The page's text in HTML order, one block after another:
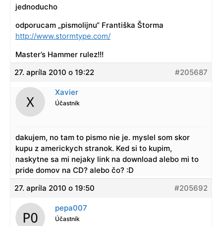
jednoducho
odporucam „pismolijnu“ Františka Štorma
http://www.stormtype.com/
Master’s Hammer rulez!!!
27. apríla 2010 o 19:22
#205687
Xavier
Účastník
dakujem, no tam to pismo nie je. myslel som skor
kupu z americkych stranok. Ked si to kupim,
naskytne sa mi nejaky link na download alebo mi to
pride domov na CD? alebo čo? :D
27. apríla 2010 o 19:50
#205692
pepa007
Účastník